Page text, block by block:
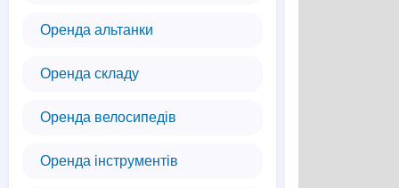
Оренда альтанки
Оренда складу
Оренда велосипедів
Оренда інструментів